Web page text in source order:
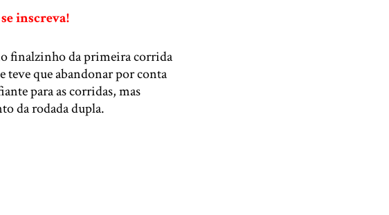
inscreva!
finalzinho da primeira corrida
teve que abandonar por conta
para as corridas, mas
da rodada dupla.